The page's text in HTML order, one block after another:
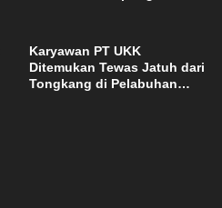
Karyawan PT UKK
Ditemukan Tewas Jatuh dari
Tongkang di Pelabuhan